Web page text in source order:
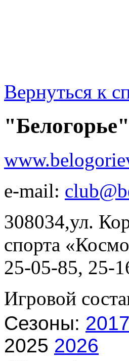
Вернуться к
e-mail:
308034,ул.
спорта
25-05-85, 25-
Игровой
Сезоны: 2017
2025 2026